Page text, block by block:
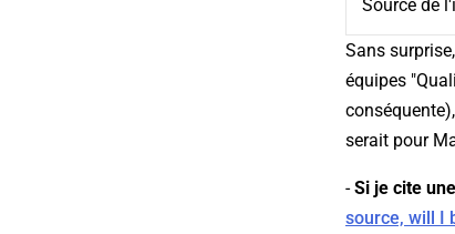
Source de
Sans
équipes
serait pour
-Si je cite
source, will I